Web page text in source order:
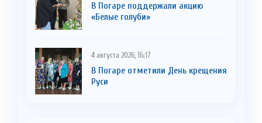
В Погаре поддержали акцию
«Белые голуби»
4 августа 2026, 16:17
В Погаре отметили День крещения
Руси